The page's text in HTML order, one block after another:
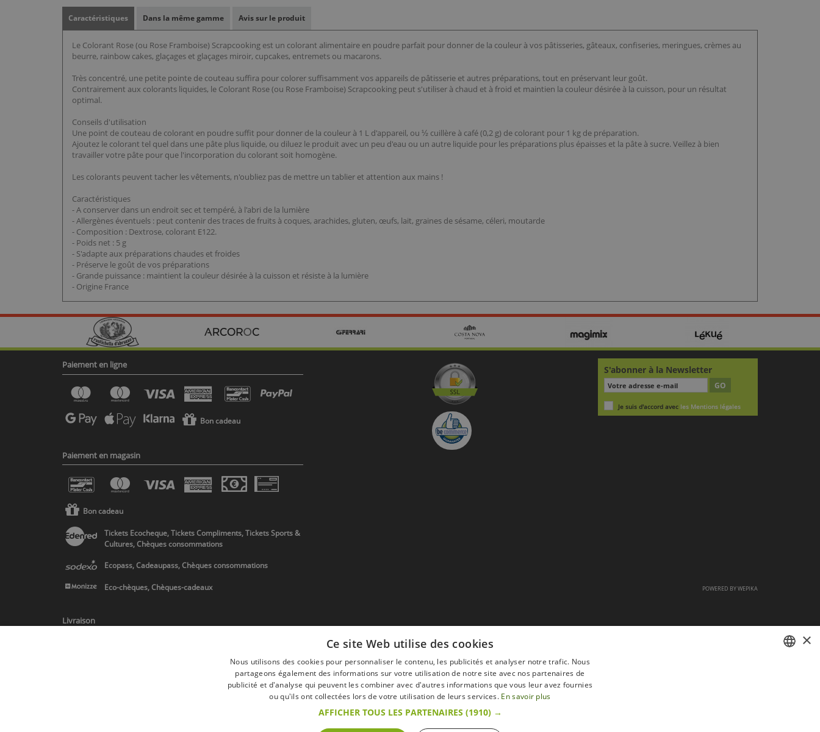
Caractéristiques Dans la même gamme Avis sur le produit
Le Colorant Rose (ou Rose Framboise) Scrapcooking est un colorant alimentaire en poudre parfait pour donner de la couleur à vos pâtisseries, gâteaux, confiseries, meringues, crèmes au
beurre, rainbow cakes, glaçages et glaçages miroir, cupcakes, entremets ou macarons.
Très concentré, une petite pointe de couteau suffira pour colorer suffisamment vos appareils de pâtisserie et autres préparations, tout en préservant leur goût.
Contrairement aux colorants liquides, le Colorant Rose (ou Rose Framboise) Scrapcooking peut s'utiliser à chaud et à froid et maintien la couleur désirée à la cuisson, pour un résultat
optimal.
Conseils d'utilisation
Une point de couteau de colorant en poudre suffit pour donner de la couleur à 1 L d'appareil, ou ½ cuillère à café (0,2 g) de colorant pour 1 kg de préparation.
Ajoutez le colorant tel quel dans une pâte plus liquide, ou diluez le produit avec un peu d'eau ou un autre liquide pour les préparations plus épaisses et la pâte à sucre. Veillez à bien
travailler votre pâte pour que l'incorporation du colorant soit homogène.
Les colorants peuvent tacher les vêtements, n'oubliez pas de mettre un tablier et attention aux mains !
Caractéristiques
- A conserver dans un endroit sec et tempéré, à l'abri de la lumière
- Allergènes éventuels : peut contenir des traces de fruits à coques, arachides, gluten, œufs, lait, graines de sésame, céleri, moutarde
- Composition : Dextrose, colorant E122.
- Poids net : 5 g
- S'adapte aux préparations chaudes et froides
- Préserve le goût de vos préparations
- Grande puissance : maintient la couleur désirée à la cuisson et résiste à la lumière
- Origine France
Paiement en ligne
Bon cadeau
Paiement en magasin
Bon cadeau
Tickets Ecocheque, Tickets Compliments, Tickets Sports &
Cultures, Chèques consommations
Ecopass, Cadeaupass, Chèques consommations
Eco-chèques, Chèques-cadeaux
Livraison
* Livraison en Belgique/France/Pays-Bas et partout en Europe sur devis
S'abonner à la Newsletter
GO
Je suis d'accord avec les Mentions légales
POWERED BYWEPIKA
×
Ce site Web utilise des cookies
Nous utilisons des cookies pour personnaliser le contenu, les publicités et analyser notre trafic. Nous
partageons également des informations sur votre utilisation de notre site avec nos partenaires de
publicité et d'analyse qui peuvent les combiner avec d'autres informations que vous leur avez fournies
ou qu'ils ont collectées lors de votre utilisation de leurs services. En savoir plus
AFFICHER TOUS LES PARTENAIRES (1910) →